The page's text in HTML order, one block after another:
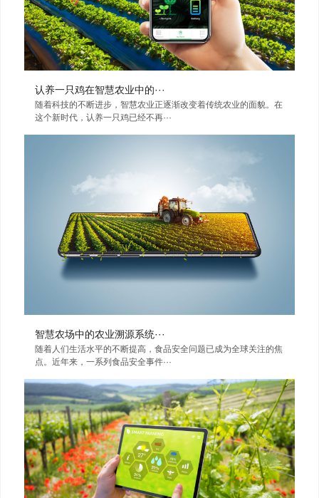
认养一只鸡在智慧农业中的···
随着科技的不断进步，智慧农业正逐渐改变着传统农业的面貌。在
这个新时代，认养一只鸡已经不再···
智慧农场中的农业溯源系统···
随着人们生活水平的不断提高，食品安全问题已成为全球关注的焦
点。近年来，一系列食品安全事件···